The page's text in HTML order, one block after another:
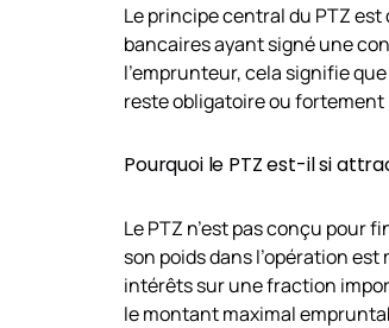
Le principe central du PTZ
bancaires ayant signé une
l’emprunteur, cela signifie
reste obligatoire ou
Pourquoi le PTZ est-il si
Le PTZ n’est pas conçu
son poids dans l’opération
intérêts sur une fraction
le montant maximal